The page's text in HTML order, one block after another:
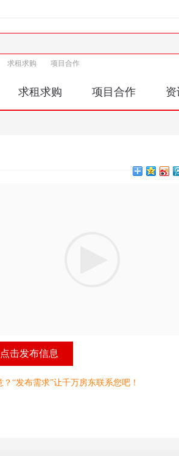
求租求购 项目合作
求租求购 项目合作 资
点击发布信息
？“发布需求”让千万房东联系您吧！